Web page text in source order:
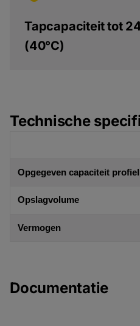
Tapcapaciteit tot
(40°C)
Technische
Opgegeven capaciteit profiel
Opslagvolume
Vermogen
Documentatie